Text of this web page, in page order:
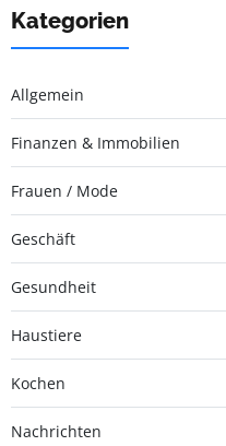
Kategorien
Allgemein
Finanzen & Immobilien
Frauen / Mode
Geschäft
Gesundheit
Haustiere
Kochen
Nachrichten